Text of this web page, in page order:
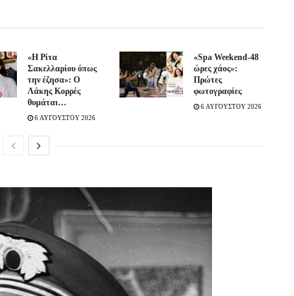
«Η Ρίτα
Σακελλαρίου όπως
την έζησα»: Ο
Λάκης Κορρές
θυμάται…
6 ΑΥΓΟΥΣΤΟΥ 2026
«Spa Weekend-48
ώρες χάος»:
Πρώτες
φωτογραφίες
6 ΑΥΓΟΥΣΤΟΥ 2026